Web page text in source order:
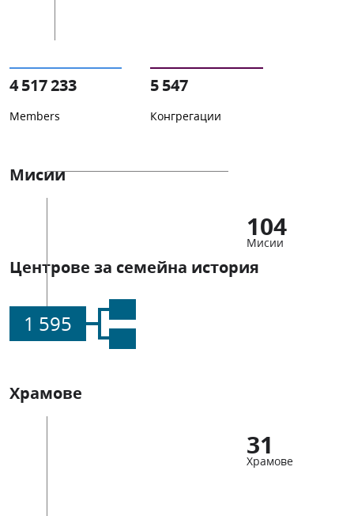
4 517 233
Members
5 547
Конгрегации
Мисии
104
Мисии
Центрове за семейна история
1 595
Храмове
31
Храмове